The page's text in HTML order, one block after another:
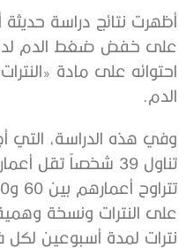
أظهرت نتائج دراسة
على خفض ضغط الدم
احتوائه على ‫مادة
الدم.
‫وفي هذه الدراسة، التي
على النترات ونسخة
نترات ‫لمدة أسبوعين لكل فئة عمرية.